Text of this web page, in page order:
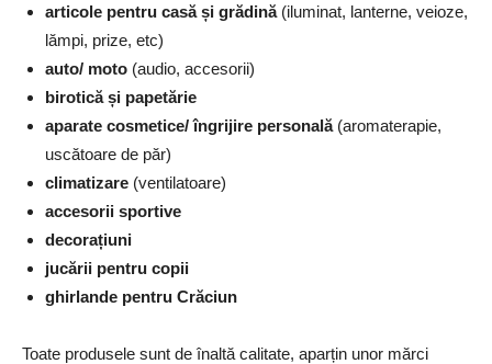
articole pentru casă și grădină(iluminat, lanterne, veioze,
lămpi, prize, etc)
auto/ moto (audio, accesorii)
birotică și papetărie
aparate cosmetice/ îngrijire personală(aromaterapie,
uscătoare de păr)
climatizare (ventilatoare)
accesorii sportive
decorațiuni
jucării pentru copii
ghirlande pentru Crăciun
Toate produsele sunt de înaltă calitate, aparțin unor mărci